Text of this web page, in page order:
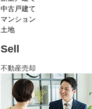
中古戸建て
マンション
土地
Sell
不動産売却